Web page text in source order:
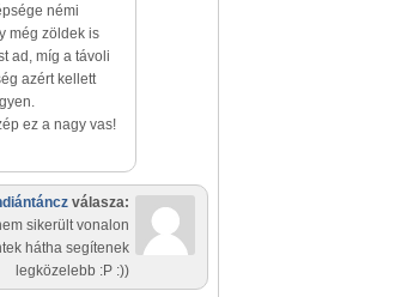
némi
még zöldek is
ad, míg a távoli
azért kellett
ez a nagy vas!
válasza:
sikerült vonalon
hátha segítenek
legközelebb :P :))